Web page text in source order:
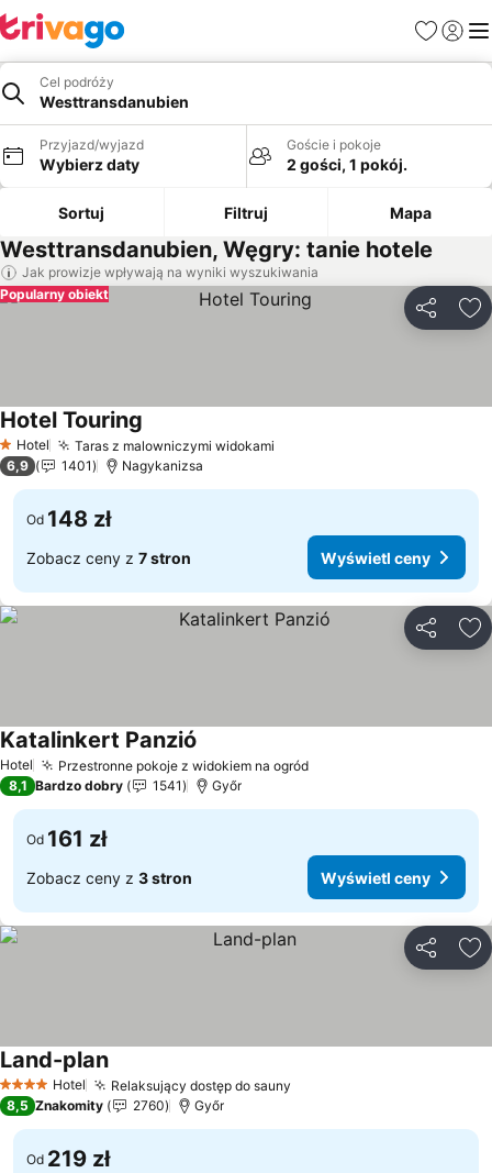
Ulubione
Cel podróży
Westtransdanubien
Przyjazd/wyjazd
Wybierz daty
Goście i pokoje
2 gości, 1 pokój.
Sortuj Filtruj Mapa
Westtransdanubien, Węgry: tanie hotele
Jak prowizje wpływają na wyniki wyszukiwania
Popularny obiekt
1 Kategoria
Hotel Taras z malowniczymi widokami
Hotel Touring
6,9 1401 Nagykanizsa
Od 148 zł
Zobacz ceny z 7 stron Wyświetl ceny
Hotel Przestronne pokoje z widokiem na ogródWyświetl ceny
Katalinkert Panzió
8,1 Bardzo dobry 1541 Győr
Od 161 zł
Zobacz ceny z 3 stron Wyświetl ceny
4 KategoriaHotel Relaksujący dostęp do sauny
Land-planWyświetl ceny
8,5 Znakomity 2760 Győr
Od 219 zł